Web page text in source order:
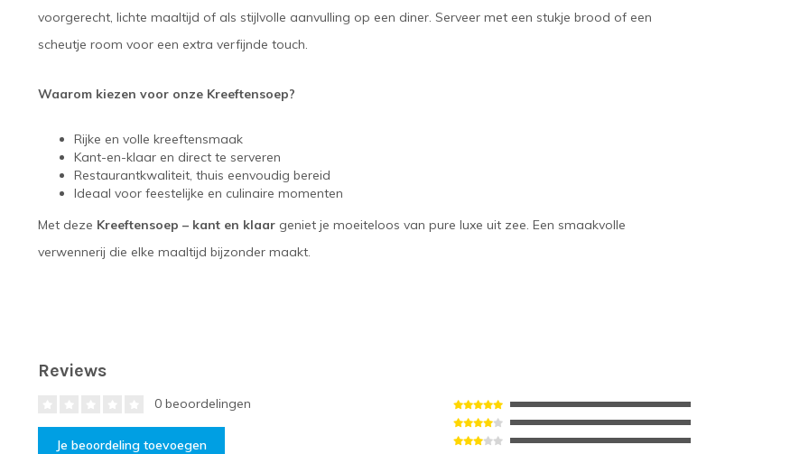
voorgerecht, lichte maaltijd of als stijlvolle aanvulling op een diner. Serveer met een stukje brood of een
scheutje room voor een extra verfijnde touch.
Waarom kiezen voor onze Kreeftensoep?
Rijke en volle kreeftensmaak
Kant-en-klaar en direct te serveren
Restaurantkwaliteit, thuis eenvoudig bereid
Ideaal voor feestelijke en culinaire momenten
Met deze Kreeftensoep – kant en klaar geniet je moeiteloos van pure luxe uit zee. Een smaakvolle
verwennerij die elke maaltijd bijzonder maakt.
Reviews
0 beoordelingen
Je beoordeling toevoegen